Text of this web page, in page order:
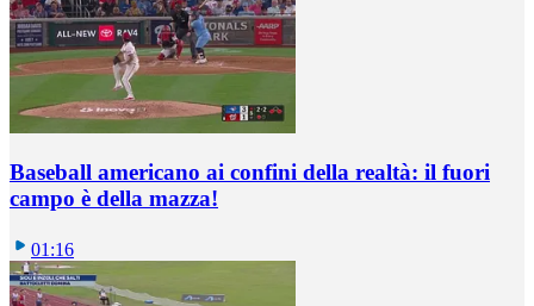
Baseball americano ai confini della realtà: il fuori
campo è della mazza!
01:16